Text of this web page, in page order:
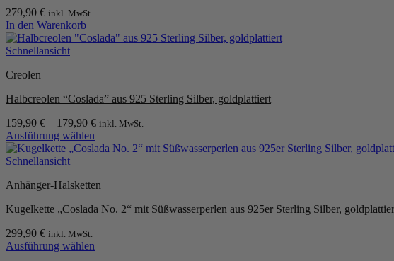
Optionen
können
auf
der
gewählt
werden
279,90 € inkl. MwSt.
In den Warenkorb
Schnellansicht
Creolen
Halbcreolen “Coslada” aus 925 Sterling Silber, goldplattiert
159,90 € – 179,90 € inkl. MwSt.
Ausführung wählen
Dieses
Produkt
mehrere
auf.
Optionen
können
Schnellansicht
Anhänger-Halsketten
Kugelkette „Coslada No. 2“ mit Süßwasserperlen aus 925er Sterling Silber,
299,90 € inkl. MwSt.
Ausführung wählen